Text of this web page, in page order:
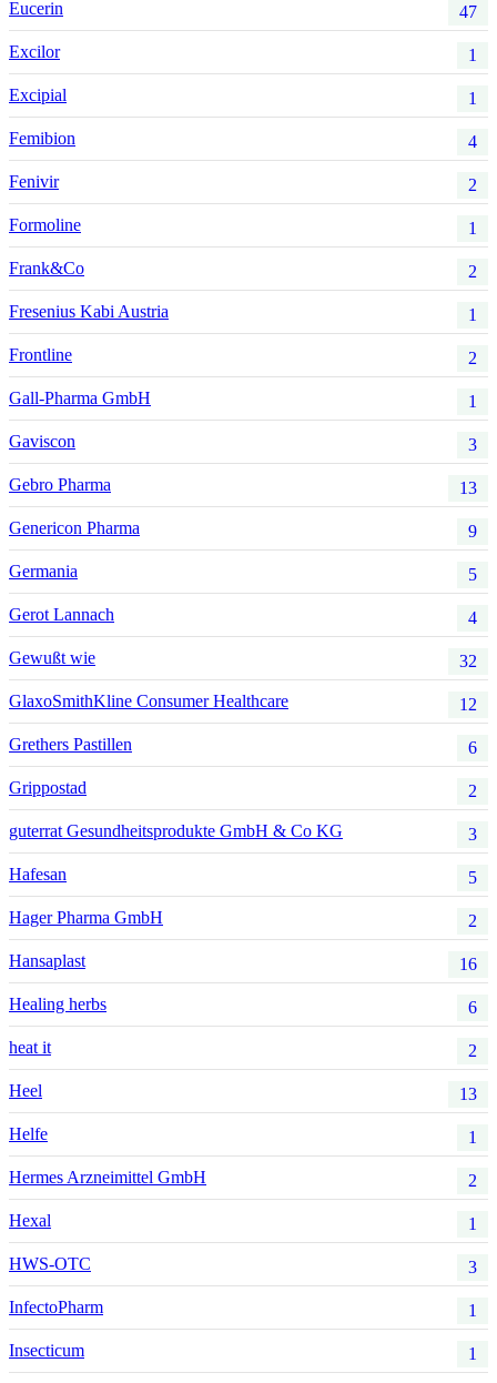
Eucerin 47
Excilor 1
Excipial 1
Femibion 4
Fenivir 2
Formoline 1
Frank&Co 2
Fresenius Kabi Austria 1
Frontline 2
Gall-Pharma GmbH 1
Gaviscon 3
Gebro Pharma 13
Genericon Pharma 9
Germania 5
Gerot Lannach 4
Gewußt wie 32
GlaxoSmithKline Consumer Healthcare 12
Grethers Pastillen 6
Grippostad 2
guterrat Gesundheitsprodukte GmbH & Co KG 3
Hafesan 5
Hager Pharma GmbH 2
Hansaplast 16
Healing herbs 6
heat it 2
Heel 13
Helfe 1
Hermes Arzneimittel GmbH 2
Hexal 1
HWS-OTC 3
InfectoPharm 1
Insecticum 1